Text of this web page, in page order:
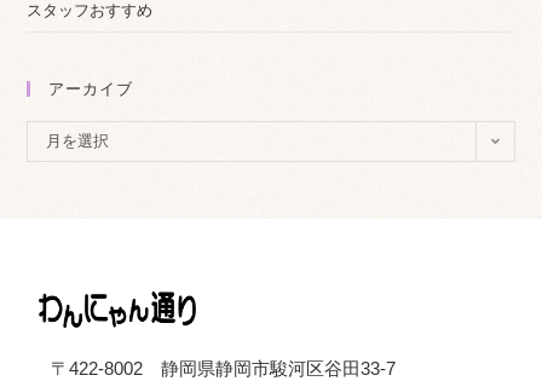
スタッフおすすめ
アーカイブ
ー
月を選択
〒422-8002 静岡県静岡市駿河区谷田33-7